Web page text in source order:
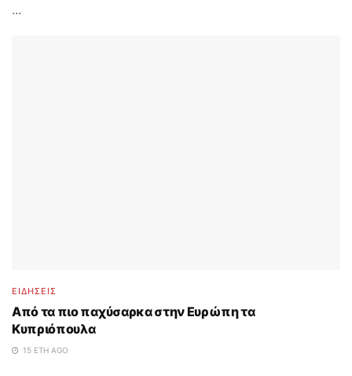
...
ΕΙΔΗΣΕΙΣ
Από τα πιο παχύσαρκα στην Ευρώπη τα
Κυπριόπουλα
15 ΈΤΗ AGO